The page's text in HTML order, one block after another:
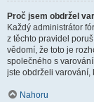
Proč jsem obdržel
Každý administrátor
z těchto pravidel
vědomí, že toto je
společného s
jste obdrželi varování,
Nahoru